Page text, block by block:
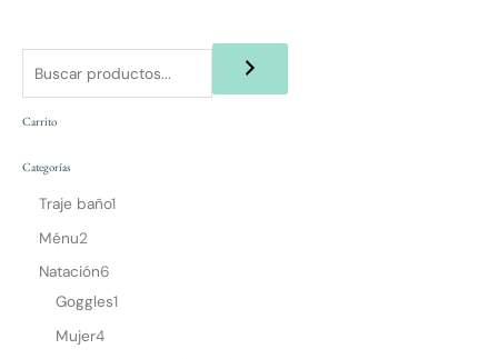
Carrito
Categorías
Traje baño1
Ménu2
Natación6
Goggles1
Mujer4